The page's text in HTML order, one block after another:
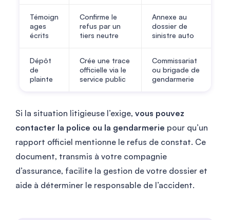
Témoign
ages
écrits
Confirme le
refus par un
tiers neutre
Annexe au
dossier de
sinistre auto
Dépôt
de
plainte
Crée une trace
officielle via le
service public
Commissariat
ou brigade de
gendarmerie
Si la situation litigieuse l’exige, vous pouvez
contacter la police ou la gendarmerie pour qu’un
rapport officiel mentionne le refus de constat. Ce
document, transmis à votre compagnie
d’assurance, facilite la gestion de votre dossier et
aide à déterminer le responsable de l’accident.